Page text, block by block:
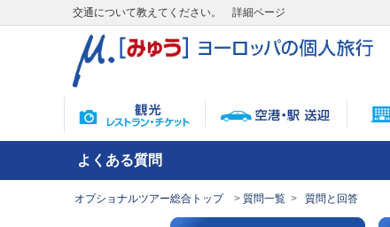
交通について教えてください。 詳細ページ
よくある質問
オプショナルツアー総合トップ 質問一覧 質問と回答